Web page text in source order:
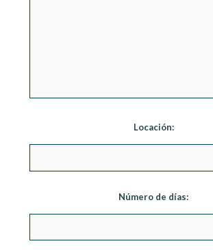
Locación:
Número de días: